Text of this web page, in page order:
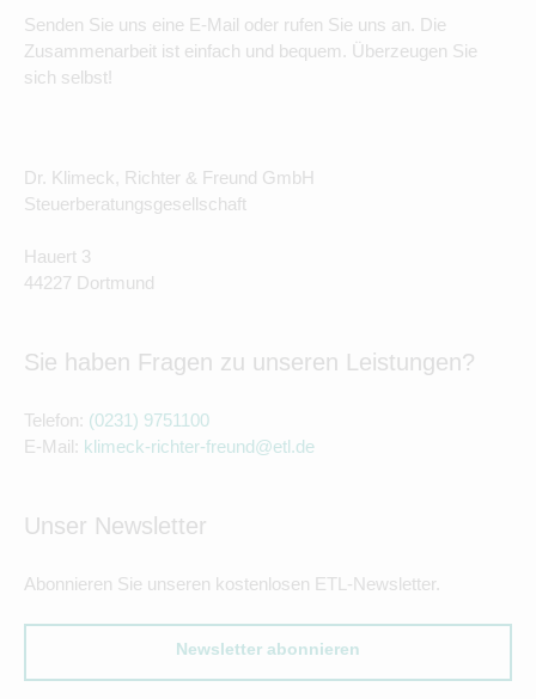
Senden Sie uns eine E-Mail oder rufen Sie uns an. Die
Zusammenarbeit ist einfach und bequem. Überzeugen Sie
sich selbst!
Dr. Klimeck, Richter & Freund GmbH
Steuerberatungsgesellschaft
Hauert 3
44227 Dortmund
Sie haben Fragen zu unseren Leistungen?
Telefon: (0231) 9751100
E-Mail: klimeck-richter-freund@etl.de
Unser Newsletter
Abonnieren Sie unseren kostenlosen ETL-Newsletter.
Newsletter abonnieren